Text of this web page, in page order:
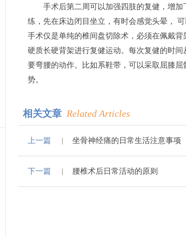
手术后第二周可以加强四肢的复健，增加
练，先在床边闭目坐立，有时会感觉头晕，
手术仅是单纯的椎间盘切除术，必须在佩戴
硬质长硬背架进行复健运动。每次复健的时
要弯腰的动作。比如系鞋带，可以采取屈膝
势。
相关文章 Related Articles
上一篇 坐骨神经痛的日常生活注意事项
下一篇 腰椎术后日常活动的原则